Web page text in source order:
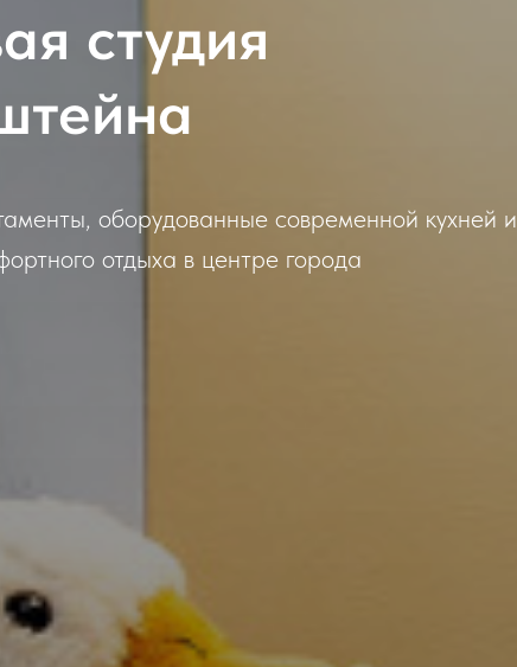
студия
оборудованные современной кухней и
отдыха в центре города